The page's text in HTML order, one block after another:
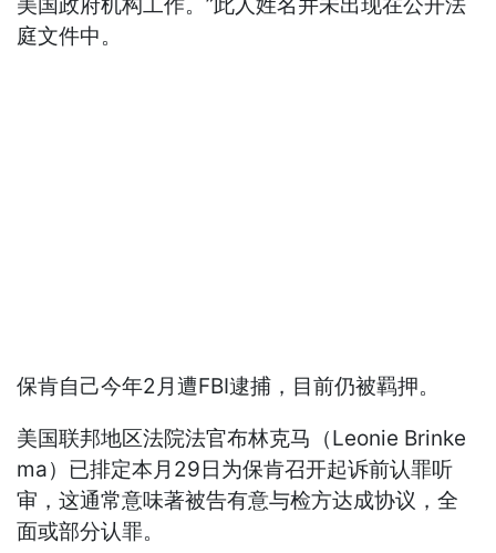
美国政府机构工作。”此人姓名并未出现在公开法
庭文件中。
保肯自己今年2月遭FBI逮捕，目前仍被羁押。
美国联邦地区法院法官布林克马（Leonie Brinke
ma）已排定本月29日为保肯召开起诉前认罪听
审，这通常意味著被告有意与检方达成协议，全
面或部分认罪。